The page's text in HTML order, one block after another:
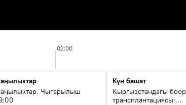
02:00
Чыгарылыш
Күн башат
Кыргызстандагы боор
трансплантациясы: